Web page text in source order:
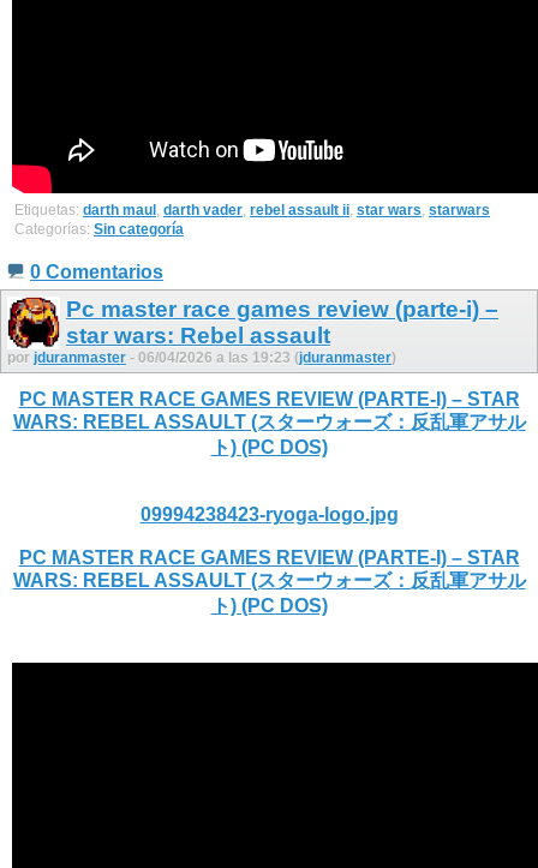
Etiquetas: darth maul , darth vader, rebel assault ii, star wars, starwars
Categorías: Sin categoría
0 Comentarios
Pc master race games review (parte-i) –
star wars: Rebel assault
por jduranmaster - 06/04/2026 a las 19:23 (jduranmaster)
PC MASTER RACE GAMES REVIEW (PARTE-I) – STAR
WARS: REBEL ASSAULT (スターウォーズ：反乱軍アサル
ト) (PC DOS)
09994238423-ryoga-logo.jpg
PC MASTER RACE GAMES REVIEW (PARTE-I) – STAR
WARS: REBEL ASSAULT (スターウォーズ：反乱軍アサル
ト) (PC DOS)